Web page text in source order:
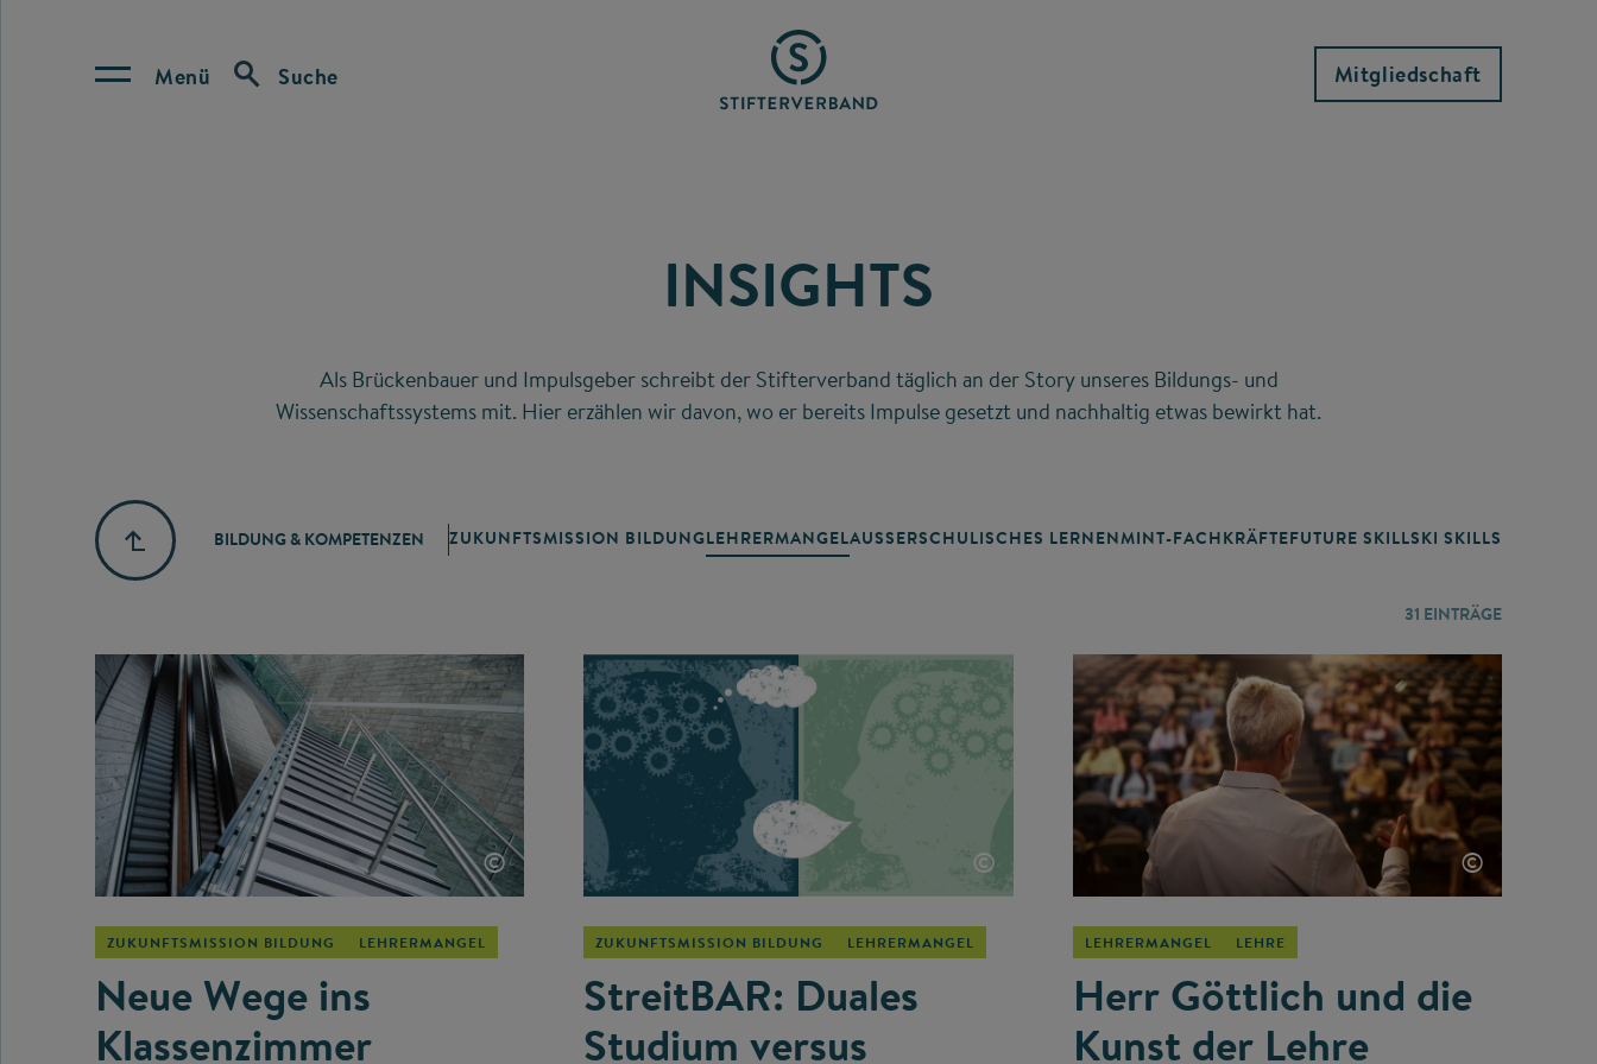
Menü Suche Mitgliedschaft
INSIGHTS
Als Brückenbauer und Impulsgeber schreibt der Stifterverband täglich an der Story unseres Bildungs- und
Wissenschaftssystems mit. Hier erzählen wir davon, wo er bereits Impulse gesetzt und nachhaltig etwas bewirkt hat.
BILDUNG & KOMPETENZEN ZUKUNFTSMISSION BILDUNGLEHRERMANGELAUSSERSCHULISCHES LERNEN MINT-FACHKRÄFTEFUTURE SKILLSKI SKILLS
31 EINTRÄGE
©
ZUKUNFTSMISSION BILDUNG LEHRERMANGEL
Neue Wege ins
Klassenzimmer
©
ZUKUNFTSMISSION BILDUNG LEHRERMANGEL
StreitBAR: Duales
Studium versus
©
LEHRERMANGEL LEHRE
Herr Göttlich und die
Kunst der Lehre